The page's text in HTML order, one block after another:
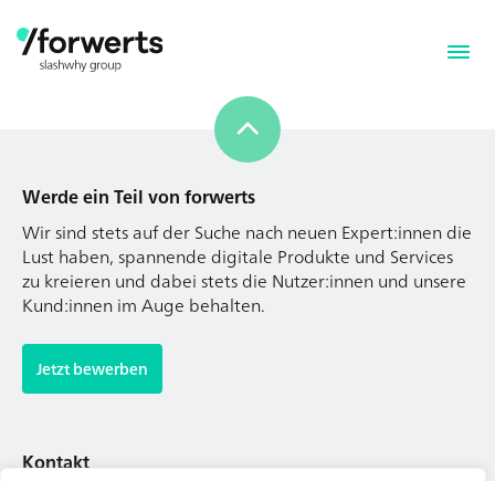
Werde ein Teil von forwerts
Wir sind stets auf der Suche nach neuen Expert:innen die
Lust haben, spannende digitale Produkte und Services
zu kreieren und dabei stets die Nutzer:innen und unsere
Jetzt bewerben
Tel. Zentrale: +49 (69) 27273681
E-Mail: kontakt@forwerts.com
60311 Frankfurt am Main
Werde ein Teil von forwerts
Wir sind stets auf der Suche nach neuen Expert:innen die
Lust haben, spannende digitale Produkte und Services
zu kreieren und dabei stets die Nutzer:innen und unsere
Kund:innen im Auge behalten.
Jetzt bewerben
Kontakt